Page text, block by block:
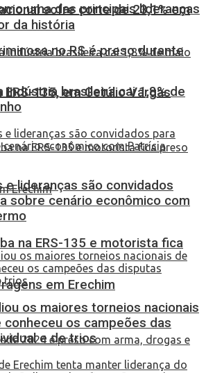
uma das principais lideranças
no RS é preso durante
ERS-135, em Getúlio Vargas
na ERS-135 e motorista fica
em Erechim
sofre corte de 23,1% em
da história
indústria brasileira cai 1,8% de
e lideranças são convidados
sobre cenário econômico com
os maiores torneios nacionais
conheceu os campeões das
e de trios